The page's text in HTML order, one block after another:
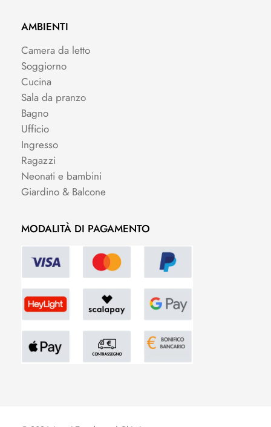
AMBIENTI
Camera da letto
Soggiorno
Cucina
Sala da pranzo
Bagno
Ufficio
Ingresso
Ragazzi
Neonati e bambini
Giardino & Balcone
MODALITÀ DI PAGAMENTO